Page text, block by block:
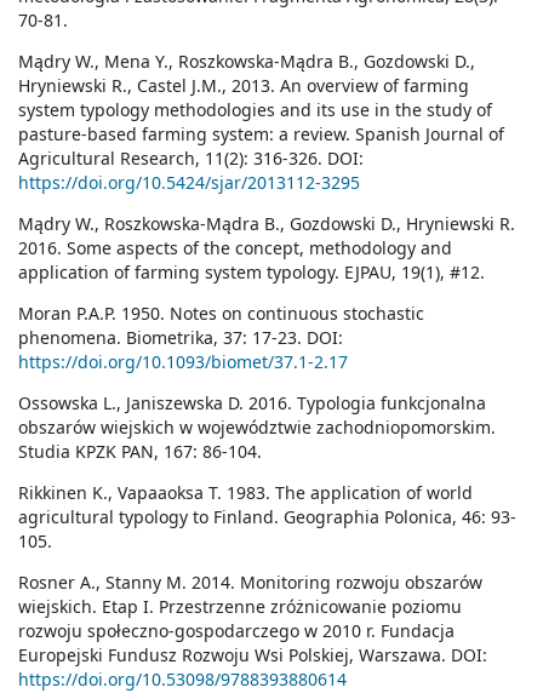
70-81.
Mądry W., Mena Y., Roszkowska-Mądra B., Gozdowski D.,
Hryniewski R., Castel J.M., 2013. An overview of farming
system typology methodologies and its use in the study of
pasture-based farming system: a review. Spanish Journal of
Agricultural Research, 11(2): 316-326. DOI:
https://doi.org/10.5424/sjar/2013112-3295
Mądry W., Roszkowska-Mądra B., Gozdowski D., Hryniewski R.
2016. Some aspects of the concept, methodology and
application of farming system typology. EJPAU, 19(1), #12.
Moran P.A.P. 1950. Notes on continuous stochastic
phenomena. Biometrika, 37: 17-23. DOI:
https://doi.org/10.1093/biomet/37.1-2.17
Ossowska L., Janiszewska D. 2016. Typologia funkcjonalna
obszarów wiejskich w województwie zachodniopomorskim.
Studia KPZK PAN, 167: 86-104.
Rikkinen K., Vapaaoksa T. 1983. The application of world
agricultural typology to Finland. Geographia Polonica, 46: 93-
105.
Rosner A., Stanny M. 2014. Monitoring rozwoju obszarów
wiejskich. Etap I. Przestrzenne zróżnicowanie poziomu
rozwoju społeczno-gospodarczego w 2010 r. Fundacja
Europejski Fundusz Rozwoju Wsi Polskiej, Warszawa. DOI:
https://doi.org/10.53098/9788393880614